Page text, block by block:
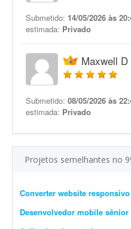
Submetido: 14/05/2026 às
estimada: Privado
Maxwell D
Submetido: 08/05/2026 às
estimada: Privado
Projetos semelhantes no
Converter website
Desenvolvedor mobile